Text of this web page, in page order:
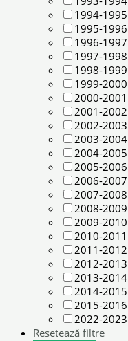
1994-1995
1995-1996
1996-1997
1997-1998
1998-1999
1999-2000
2000-2001
2001-2002
2002-2003
2003-2004
2004-2005
2005-2006
2006-2007
2007-2008
2008-2009
2009-2010
2010-2011
2011-2012
2012-2013
2013-2014
2014-2015
2015-2016
2022-2023
Resetează filtre